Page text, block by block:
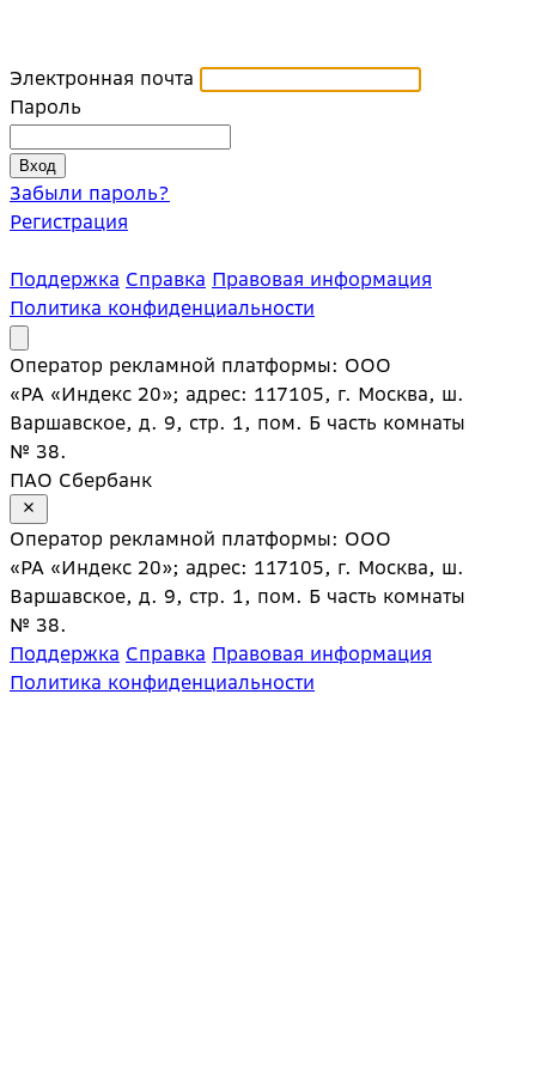
Электронная почта
Пароль
Забыли пароль?
Регистрация
Поддержка Справка Правовая информация
Политика конфиденциальности
Оператор рекламной платформы: ООО
«РА «Индекс 20»; адрес: 117105, г. Москва, ш.
Варшавское, д. 9, стр. 1, пом. Б часть комнаты
№ 38.
ПАО Сбербанк
Оператор рекламной платформы: ООО
«РА «Индекс 20»; адрес: 117105, г. Москва, ш.
Варшавское, д. 9, стр. 1, пом. Б часть комнаты
№ 38.
Поддержка Справка Правовая информация
Политика конфиденциальности